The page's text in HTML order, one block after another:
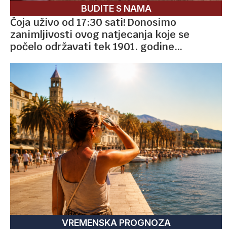
BUDITE S NAMA
Čoja uživo od 17:30 sati! Donosimo
zanimljivosti ovog natjecanja koje se
počelo održavati tek 1901. godine…
VREMENSKA PROGNOZA